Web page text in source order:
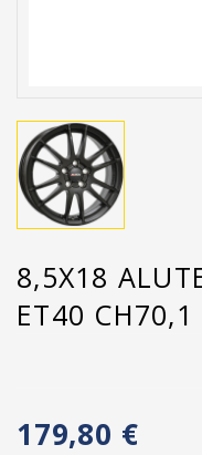
8,5X18
ET40 CH70,1
179,80 €